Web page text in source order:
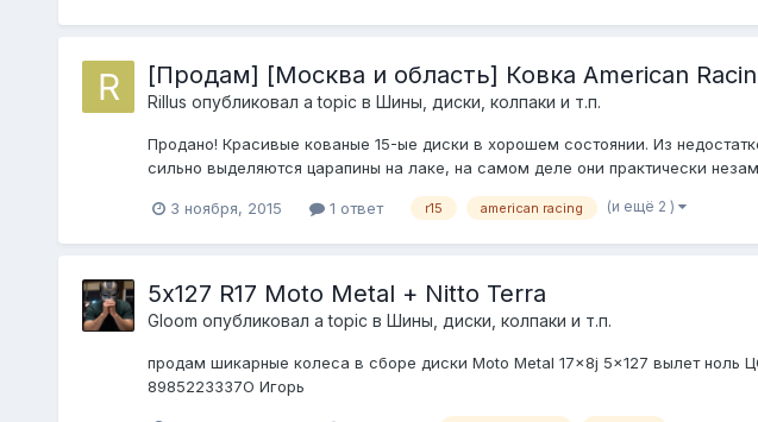
[Продам] [Москва и область] Ковка American
Rillus опубликовал a topic в Шины, диски, колпаки и т.п.
Продано! Красивые кованые 15-ые диски в хорошем состоянии. Из
сильно выделяются царапины на лаке, на самом деле они практически
3 ноября, 2015 1 ответ r15 american racing (и ещё 2 )
5х127 R17 Moto Metal + Nitto Terra
Gloom опубликовал a topic в Шины, диски, колпаки и т.п.
продам шикарные колеса в сборе диски Moto Metal 17x8j 5x127 вылет ноль
898522ЗЗЗ7О Игорь